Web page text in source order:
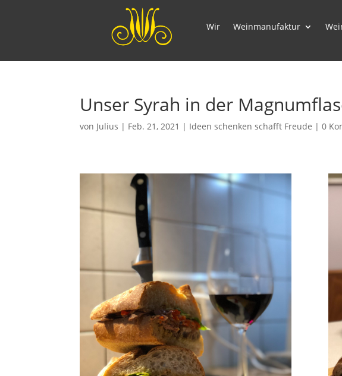
Wir Weinmanufaktur
Unser Syrah in der
von Julius | Feb. 21, 2021 | Ideen schenken schafft Freude |0